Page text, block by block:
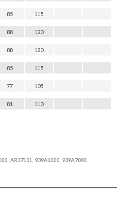
85 115
88 120
88 120
85 115
77 105
81 110
AR37101 939A1000 939A7000